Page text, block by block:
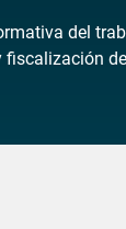
del
fiscalización